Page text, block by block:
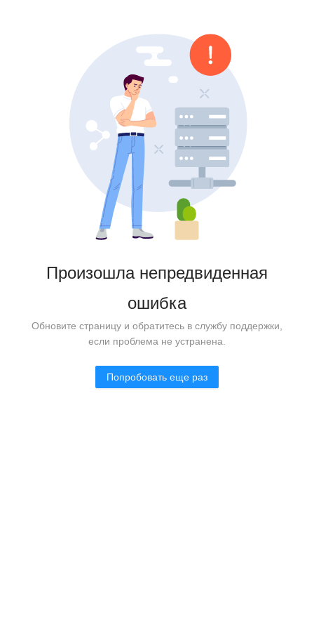
Произошла непредвиденная
ошибка
Обновите страницу и обратитесь в службу поддержки,
если проблема не устранена.
Попробовать еще раз